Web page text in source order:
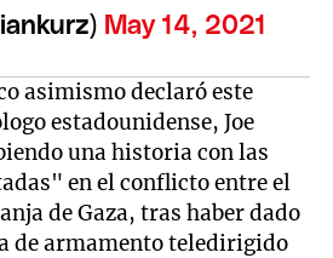
May 14, 2021
asimismo declaró este
estadounidense, Joe
una historia con las
en el conflicto entre el
de Gaza, tras haber dado
de armamento teledirigido